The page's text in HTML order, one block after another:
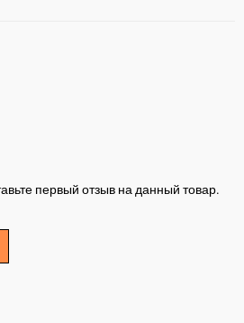
первый отзыв на данный товар.